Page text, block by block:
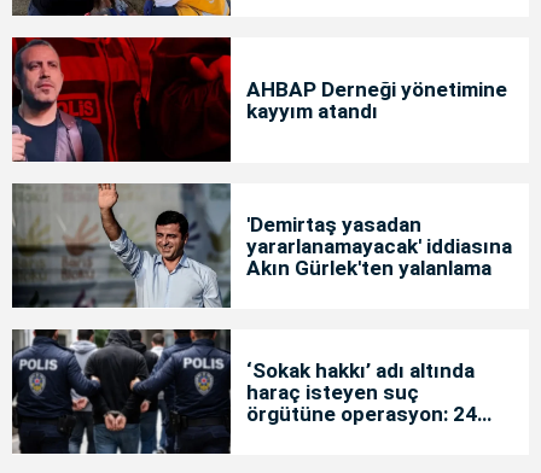
AHBAP Derneği yönetimine
kayyım atandı
'Demirtaş yasadan
yararlanamayacak' iddiasına
Akın Gürlek'ten yalanlama
‘Sokak hakkı’ adı altında
haraç isteyen suç
örgütüne operasyon: 24